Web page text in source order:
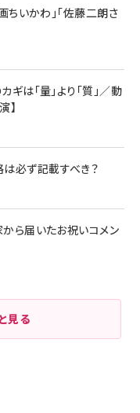
ちいかわ」「佐藤二朗さ
は「量」より「質」／動
】
必ず記載すべき？
ら届いたお祝いコメン
見る